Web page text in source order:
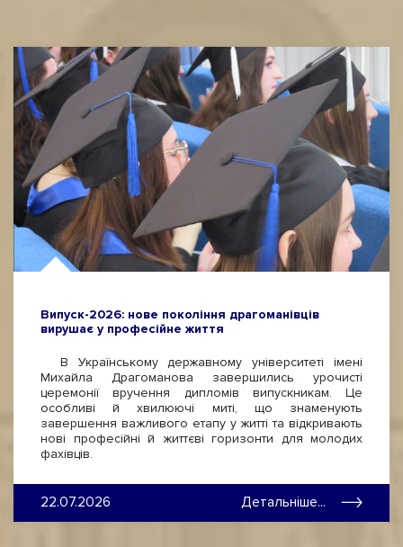
Випуск-2026: нове покоління драгоманівців
вирушає у професійне життя
В Українському державному університеті імені
Михайла Драгоманова завершились урочисті
церемонії вручення дипломів випускникам. Це
особливі й хвилюючі миті, що знаменують
завершення важливого етапу у житті та відкривають
нові професійні й життєві горизонти для молодих
фахівців.
22.07.2026 Детальніше...